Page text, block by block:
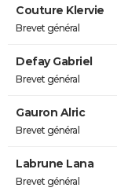
Couture Klervie
Brevet général
Defay Gabriel
Brevet général
Gauron Alric
Brevet général
Labrune Lana
Brevet général